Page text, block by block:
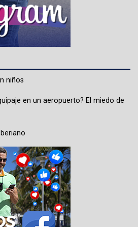
niños
en un aeropuerto? El miedo de